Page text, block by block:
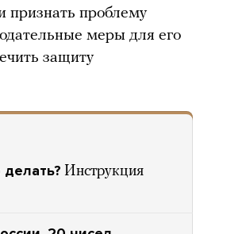
признать проблему
меры для его
защиту
Инструкция